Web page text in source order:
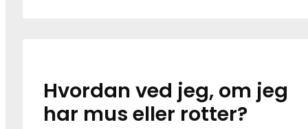
Hvordan ved jeg, om jeg
har mus eller rotter?